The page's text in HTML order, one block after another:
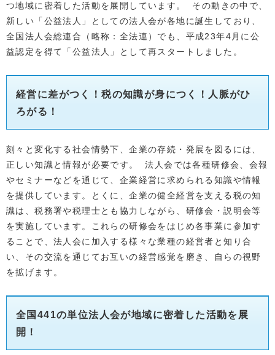
つ地域に密着した活動を展開しています。 その動きの中で、
新しい「公益法人」としての法人会が各地に誕生しており、
全国法人会総連合（略称：全法連）でも、平成23年4月に公
益認定を得て「公益法人」として再スタートしました。
経営に差がつく！税の知識が身につく！人脈がひ
ろがる！
刻々と変化する社会情勢下、企業の存続・発展を図るには、
正しい知識と情報が必要です。 法人会では各種研修会、会報
やセミナーなどを通じて、企業経営に求められる知識や情報
を提供しています。とくに、企業の健全経営を支える税の知
識は、税務署や税理士とも協力しながら、研修会・説明会等
を実施しています。これらの研修会をはじめ各事業に参加す
ることで、法人会に加入する様々な業種の経営者と知り合
い、その交流を通じてお互いの経営感覚を磨き、自らの視野
を拡げます。
全国441の単位法人会が地域に密着した活動を展
開！